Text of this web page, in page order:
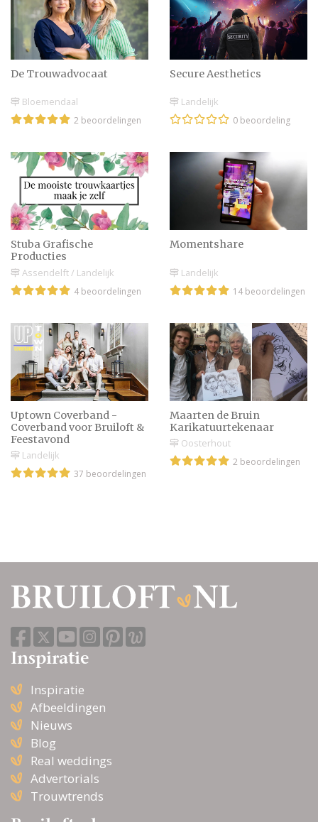
De Trouwadvocaat
Bloemendaal
2 beoordelingen
Secure Aesthetics
Landelijk
0 beoordeling
Stuba Grafische
Producties
Assendelft / Landelijk
4 beoordelingen
Momentshare
Landelijk
14 beoordelingen
Uptown Coverband -
Coverband voor Bruiloft &
Feestavond
Landelijk
37 beoordelingen
Maarten de Bruin
Karikatuurtekenaar
Oosterhout
2 beoordelingen
romantisch!
10 grote don’ts voor de
bruidsmoeder
De leukste prikkelarme
date
Zo leer je meer zorgzaam
te worden in een relatie
Voorbeeldmail: aanvraag
trouwprofessional | Knip
makkelijk!
Dit is de lichaamstaal
van een verliefde man
Verzekeringen na het ja-
woord: wat moet je
hij gewoon aardig?
Inspiratie
Inspiratie
Afbeeldingen
Nieuws
Blog
Real weddings
Advertorials
Trouwtrends